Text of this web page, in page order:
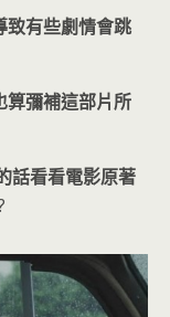
致有些劇情會跳
算彌補這部片所
話看看電影原著